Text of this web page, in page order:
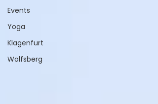
Events
Yoga
Klagenfurt
Wolfsberg